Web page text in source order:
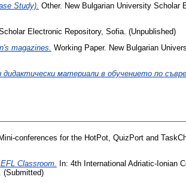
Study). Other. New Bulgarian University Scholar
Electronic Repository, Sofia. (Unpublished)
magazines. Working Paper. New Bulgarian
материали в обучението по
conferences for the HotPot, QuizPort and
Classroom.
In: 4th International Adriatic-Ionian
(Submitted)